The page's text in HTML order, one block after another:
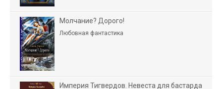
Молчание? Дорого!
Любовная фантастика
Империя Тигвердов. Невеста для бастарда